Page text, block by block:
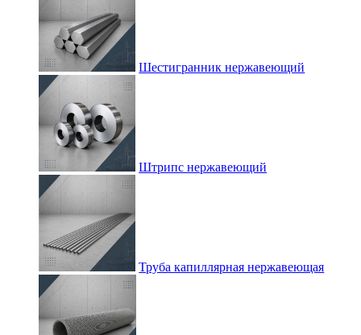
Шестигранник нержавеющий
Штрипс нержавеющий
Труба капиллярная нержавеющая